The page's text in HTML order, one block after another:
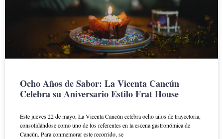
Ocho Años de Sabor: La Vicenta Cancún
Celebra su Aniversario Estilo Frat House
Este jueves 22 de mayo, La Vicenta Cancún celebra ocho años de trayectoria,
consolidándose como uno de los referentes en la escena gastronómica de
Cancún. Para conmemorar este recorrido, se